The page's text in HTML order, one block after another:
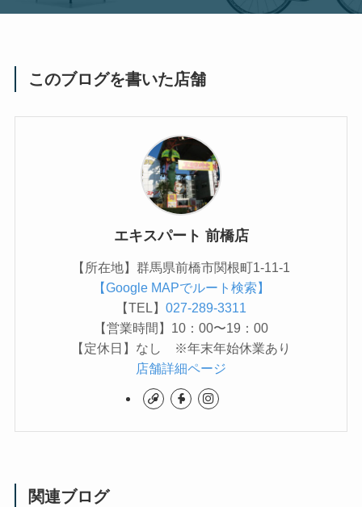
このブログを書いた店舗
エキスパート 前橋店
【所在地】群馬県前橋市関根町1-11-1
【Google MAPでルート検索】
【TEL】 027-289-3311
【営業時間】10：00〜19：00
【定休日】なし ※年末年始休業あり
店舗詳細ページ
関連ブログ